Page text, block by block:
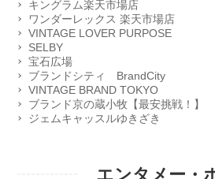
キングラム楽天市場店
ワンダーレックス 楽天市場店
VINTAGE LOVER PURPOSE
SELBY
宝石広場
ブランドシティ BrandCity
VINTAGE BRAND TOKYO
ブランド京の蔵小牧【最安挑戦！】
ジェムキャッスルゆきざき
エンタメー・